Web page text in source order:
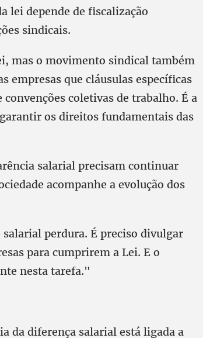
lei depende de fiscalização
sindicais.
mas o movimento sindical também
empresas que cláusulas específicas
coletivas de trabalho. É a
os direitos fundamentais das
salarial precisam continuar
acompanhe a evolução dos
perdura. É preciso divulgar
para cumprirem a Lei. E o
nesta tarefa."
da diferença salarial está ligada a